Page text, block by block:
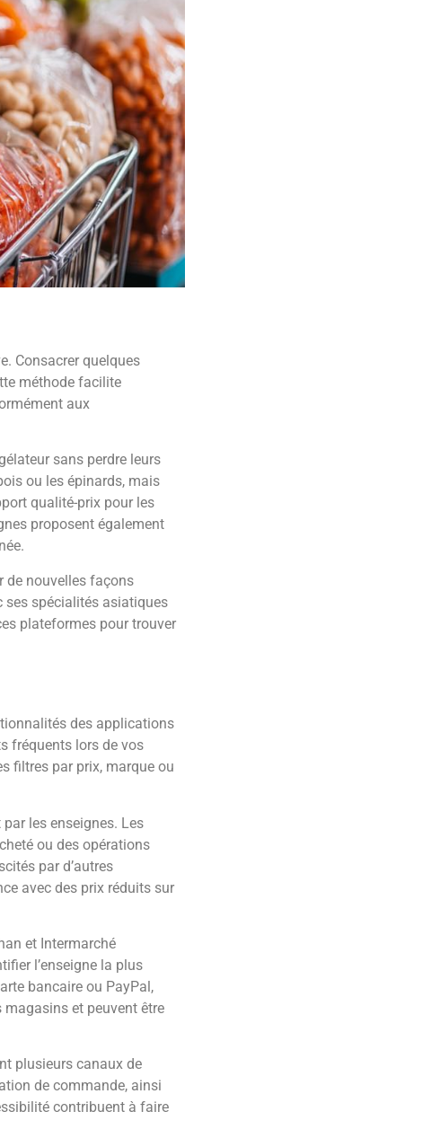
Consacrer quelques
méthode facilite
aux
sans perdre leurs
ou les épinards, mais
qualité-prix pour les
proposent également
de nouvelles façons
ses spécialités asiatiques
plateformes pour trouver
des applications
fréquents lors de vos
filtres par prix, marque ou
les enseignes. Les
ou des opérations
par d’autres
avec des prix réduits sur
et Intermarché
l’enseigne la plus
bancaire ou PayPal,
et peuvent être
plusieurs canaux de
de commande, ainsi
contribuent à faire